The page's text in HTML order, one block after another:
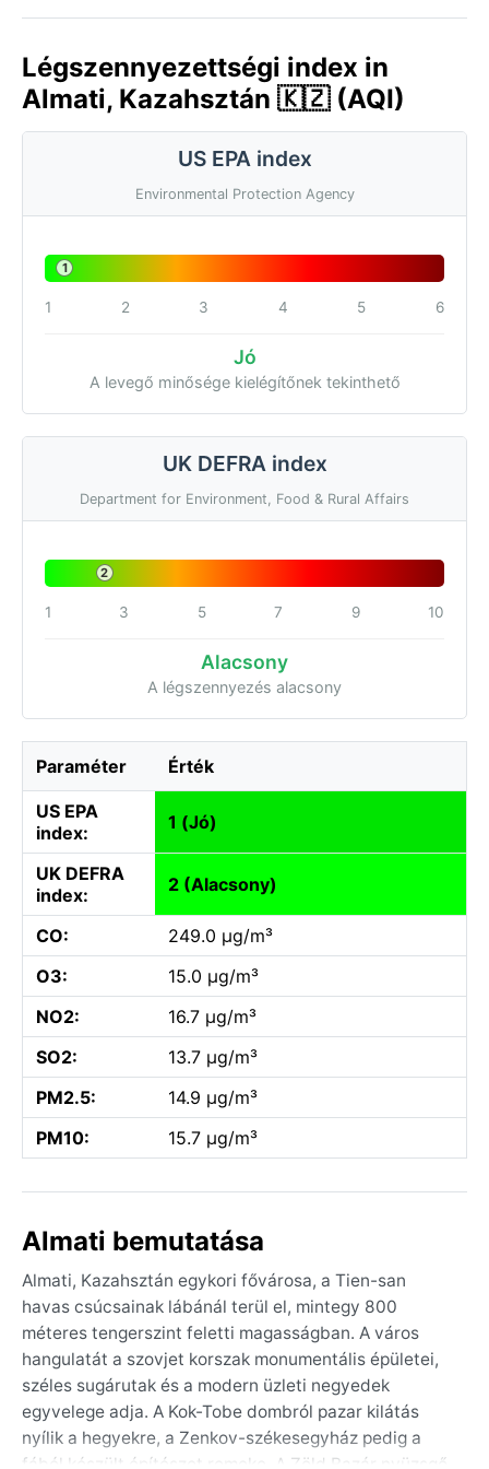
Légszennyezettségi index in
Almati, Kazahsztán 🇰🇿 (AQI)
US EPA index
Environmental Protection Agency
1
1 2 3 4 5 6
Jó
A levegő minősége kielégítőnek tekinthető
UK DEFRA index
Department for Environment, Food & Rural Affairs
2
1 3 5 7 9 10
Alacsony
A légszennyezés alacsony
Paraméter Érték
US EPA
index:
1 (Jó)
UK DEFRA
index:
2 (Alacsony)
CO:
249.0 µg/m³
O3:
15.0 µg/m³
NO2:
16.7 µg/m³
SO2:
13.7 µg/m³
PM2.5:
14.9 µg/m³
PM10:
15.7 µg/m³
Almati bemutatása
Almati, Kazahsztán egykori fővárosa, a Tien-san
havas csúcsainak lábánál terül el, mintegy 800
méteres tengerszint feletti magasságban. A város
hangulatát a szovjet korszak monumentális épületei,
széles sugárutak és a modern üzleti negyedek
egyvelege adja. A Kok-Tobe dombról pazar kilátás
nyílik a hegyekre, a Zenkov-székesegyház pedig a
fából készült építészet remeke. A Zöld Bazár nyüzsgő